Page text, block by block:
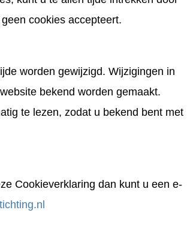
cookies accepteert.
worden gewijzigd. Wijzigingen in
bekend worden gemaakt.
te lezen, zodat u bekend bent met
Cookieverklaring dan kunt u een e-